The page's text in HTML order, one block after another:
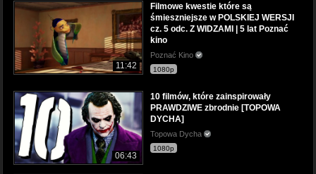
11:42
Filmowe kwestie które są
śmieszniejsze w POLSKIEJ WERSJI
cz. 5 odc. Z WIDZAMI | 5 lat Poznać
kino
Poznać Kino
1080p
06:43
10 filmów, które zainspirowały
PRAWDZIWE zbrodnie [TOPOWA
DYCHA]
Topowa Dycha
1080p